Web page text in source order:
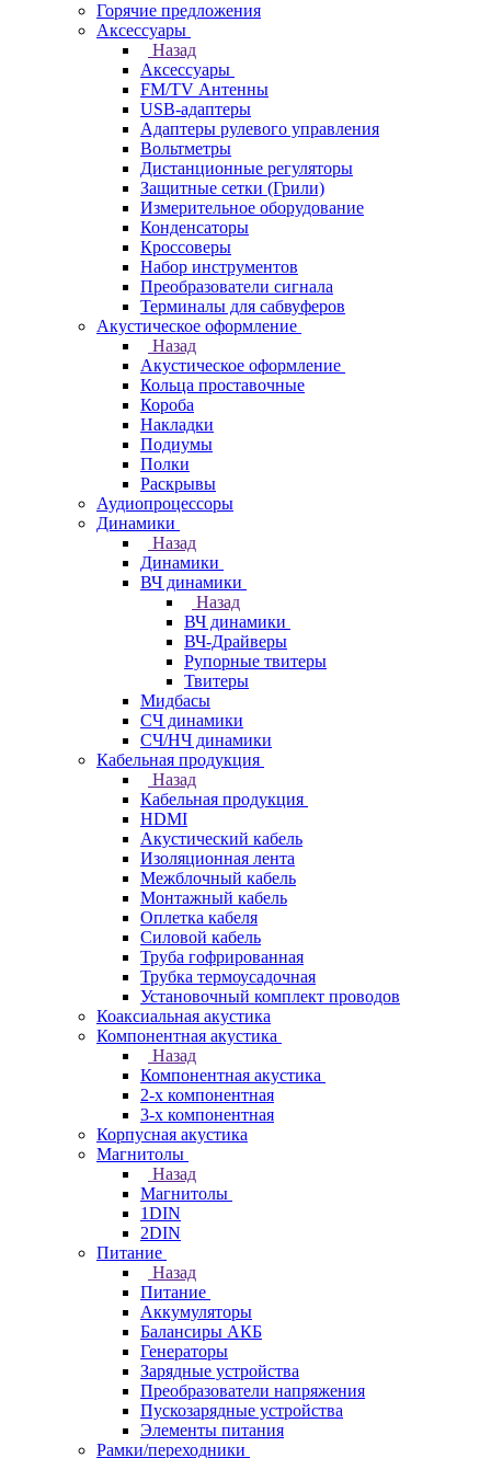
Горячие предложения
Аксессуары
Назад
Аксессуары
FM/TV Антенны
USB-адаптеры
Адаптеры рулевого управления
Вольтметры
Дистанционные регуляторы
Защитные сетки (Грили)
Измерительное оборудование
Конденсаторы
Кроссоверы
Набор инструментов
Преобразователи сигнала
Терминалы для сабвуферов
Акустическое оформление
Назад
Акустическое оформление
Кольца проставочные
Короба
Накладки
Подиумы
Полки
Раскрывы
Аудиопроцессоры
Динамики
Назад
Динамики
ВЧ динамики
Назад
ВЧ динамики
ВЧ-Драйверы
Рупорные твитеры
Твитеры
Мидбасы
СЧ динамики
СЧ/НЧ динамики
Кабельная продукция
Назад
Кабельная продукция
HDMI
Акустический кабель
Изоляционная лента
Межблочный кабель
Монтажный кабель
Оплетка кабеля
Силовой кабель
Труба гофрированная
Трубка термоусадочная
Установочный комплект проводов
Коаксиальная акустика
Компонентная акустика
Назад
Компонентная акустика
2-х компонентная
3-х компонентная
Корпусная акустика
Магнитолы
Назад
Магнитолы
1DIN
2DIN
Питание
Назад
Питание
Аккумуляторы
Балансиры АКБ
Генераторы
Зарядные устройства
Преобразователи напряжения
Пускозарядные устройства
Элементы питания
Рамки/переходники